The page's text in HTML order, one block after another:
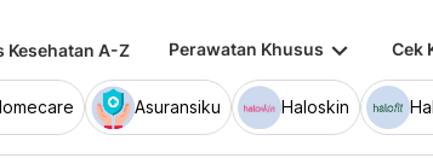
Kesehatan A-Z Perawatan Khusus keyboard_arrow_down Cek
Asuransiku Haloskin